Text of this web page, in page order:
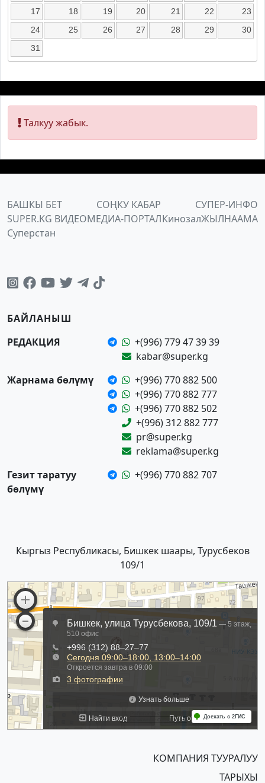
17
18 19 20 21 22
23
24
25 26 27 28 29
30
31
Талкуу жабык.
БАШКЫ БЕТ СОҢКУ КАБАР
СУПЕР-ИНФО
SUPER.KG ВИДЕОМЕДИА-ПОРТАЛКинозалЖЫЛНААМА
Суперстан
БАЙЛАНЫШ
РЕДАКЦИЯ
+(996) 779 47 39 39
kabar@super.kg
Жарнама бөлүмү
+(996) 770 882 500
+(996) 770 882 777
+(996) 770 882 502
+(996) 312 882 777
pr@super.kg
reklama@super.kg
Гезит таратуу
бөлүмү
+(996) 770 882 707
Кыргыз Республикасы, Бишкек шаары, Турусбеков
109/1
КОМПАНИЯ ТУУРАЛУУ
ТАРЫХЫ